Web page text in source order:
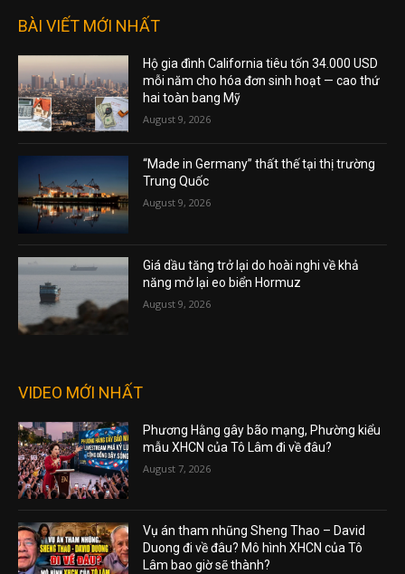
BÀI VIẾT MỚI NHẤT
Hộ gia đình California tiêu tốn 34.000 USD
mỗi năm cho hóa đơn sinh hoạt — cao thứ
hai toàn bang Mỹ
August 9, 2026
“Made in Germany” thất thế tại thị trường
Trung Quốc
August 9, 2026
Giá dầu tăng trở lại do hoài nghi về khả
năng mở lại eo biển Hormuz
August 9, 2026
VIDEO MỚI NHẤT
Phương Hằng gây bão mạng, Phường kiểu
mẫu XHCN của Tô Lâm đi về đâu?
August 7, 2026
Vụ án tham nhũng Sheng Thao – David
Duong đi về đâu? Mô hình XHCN của Tô
Lâm bao giờ sẽ thành?